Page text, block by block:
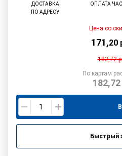
ДОСТАВКА
ПО АДРЕСУ
ОПЛАТА
Цена со
171,20
182,72
По картам
182,72
Быстрый